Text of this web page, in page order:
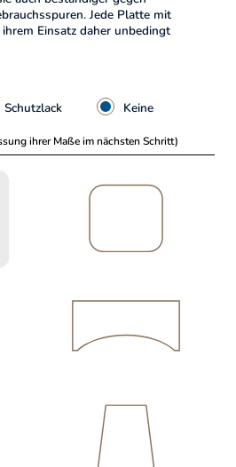
Jede Platte mit
Einsatz daher unbedingt
Schutzlack Keine
ihrer Maße im nächsten Schritt)